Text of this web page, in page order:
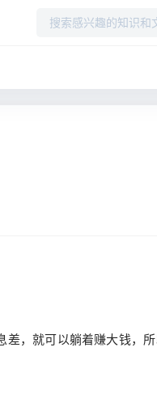
差，就可以躺着赚大钱，